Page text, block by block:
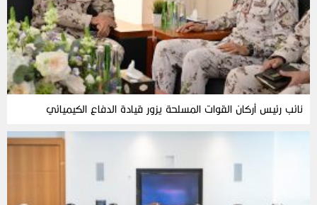
نائب رئيس أركان القوات المسلحة يزور قيادة الدفاع الكيميائي